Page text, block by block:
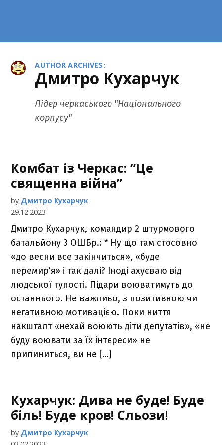
AUTHOR ARCHIVES:
Дмитро Кухарчук
Лідер черкаського "Національного
корпусу"
Комбат із Черкас: “Це
священна війна”
by Дмитро Кухарчук
29.12.2023
Дмитро Кухарчук, командир 2 штурмового
батальйону 3 ОШБр.: * Ну що там стосовно
«до весни все закінчиться», «буде
перемирʼя» і так далі? Іноді ахуєваю від
людської тупості. Підари воюватимуть до
останнього. Не важливо, з позитивною чи
негативною мотивацією. Поки ниття
накшталт «нехай воюють діти депутатів», «не
буду воювати за їх інтереси» не
припиниться, ви не […]
Кухарчук: Дива не буде! Буде
біль! Буде кров! Сльози!
by Дмитро Кухарчук